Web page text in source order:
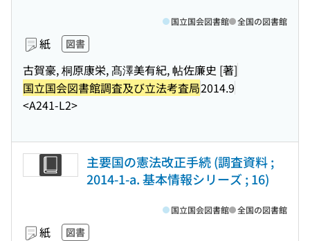
紙 図書
古賀豪, 桐原康栄, 髙澤美有紀, 帖佐廉史 [著]
国立国会図書館調査及び立法考査局2014.9
<A241-L2>
国立国会図書館 全国の図書館
主要国の憲法改正手続 (調査資料 ;
2014-1-a. 基本情報シリーズ ; 16)
紙 図書
国立国会図書館 全国の図書館